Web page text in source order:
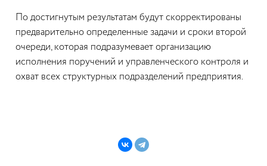
По достигнутым результатам будут скорректированы
предварительно определенные задачи и сроки второй
очереди, которая подразумевает организацию
исполнения поручений и управленческого контроля и
охват всех структурных подразделений предприятия.